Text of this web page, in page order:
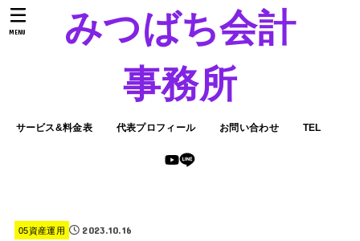
みつばち会計
事務所
サービス&料金表 代表プロフィール お問い合わせ TEL
MENU
05資産運用 2023.10.16